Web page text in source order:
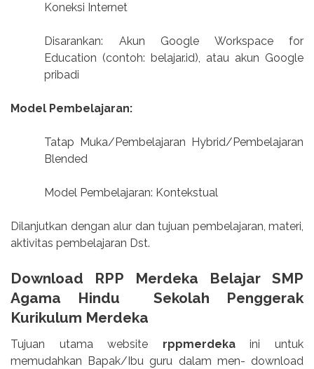
Koneksi Internet
Disarankan: Akun Google Workspace for
Education (contoh: belajar.id), atau akun Google
pribadi
Model Pembelajaran:
Tatap Muka/Pembelajaran Hybrid/Pembelajaran
Blended
Model Pembelajaran: Kontekstual
Dilanjutkan dengan alur dan tujuan pembelajaran, materi,
aktivitas pembelajaran Dst.
Download RPP Merdeka Belajar SMP
Agama Hindu Sekolah Penggerak
Kurikulum Merdeka
Tujuan utama website rppmerdekaini untuk
memudahkan Bapak/Ibu guru dalam men- download